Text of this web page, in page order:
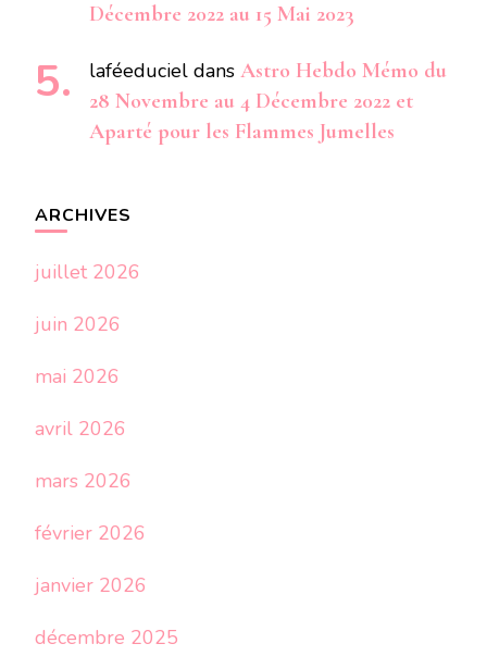
Décembre 2022 au 15 Mai 2023
laféeduciel dans Astro Hebdo Mémo du
28 Novembre au 4 Décembre 2022 et
Aparté pour les Flammes Jumelles
ARCHIVES
juillet 2026
juin 2026
mai 2026
avril 2026
mars 2026
février 2026
janvier 2026
décembre 2025